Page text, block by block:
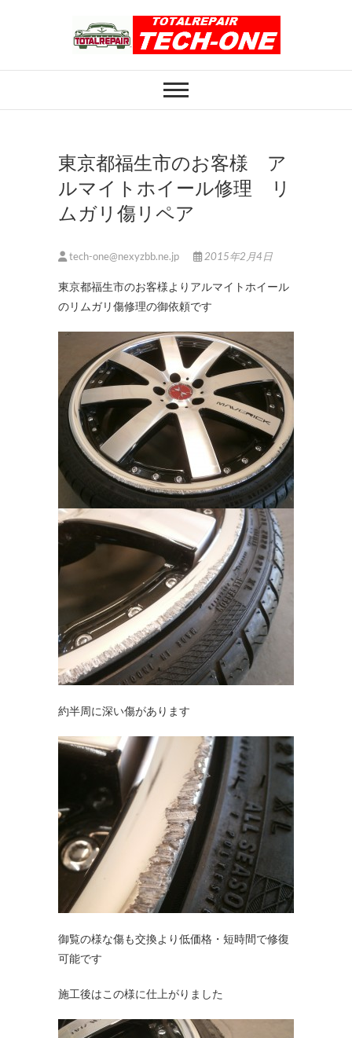
ホイール修理のト
ータルリペアテッ
クワン
東京都福生市のお客様 ア
ルマイトホイール修理 リ
ムガリ傷リペア
tech-one@nexyzbb.ne.jp 2015年2月4日
東京都福生市のお客様よりアルマイトホイール
のリムガリ傷修理の御依頼です
約半周に深い傷があります
御覧の様な傷も交換より低価格・短時間で修復
可能です
施工後はこの様に仕上がりました